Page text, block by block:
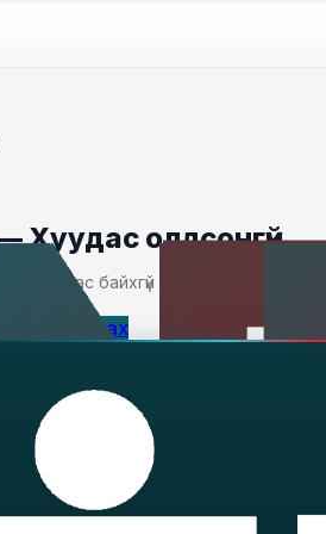
Хуудас олдсонгүй
хуудас байхгүй байна.
руу буцах